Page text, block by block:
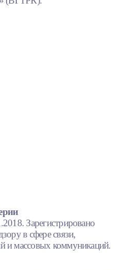
Зарегистрировано
в сфере связи,
и массовых коммуникаций.